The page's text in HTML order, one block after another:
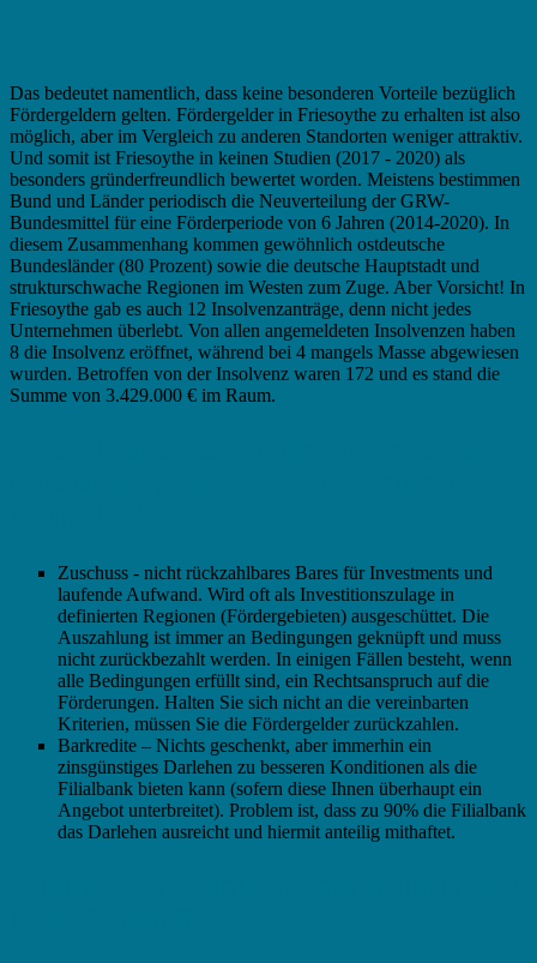
Das bedeutet namentlich, dass keine besonderen Vorteile bezüglich
Fördergeldern gelten. Fördergelder in Friesoythe zu erhalten ist also
möglich, aber im Vergleich zu anderen Standorten weniger attraktiv.
Und somit ist Friesoythe in keinen Studien (2017 - 2020) als
besonders gründerfreundlich bewertet worden. Meistens bestimmen
Bund und Länder periodisch die Neuverteilung der GRW-
Bundesmittel für eine Förderperiode von 6 Jahren (2014-2020). In
diesem Zusammenhang kommen gewöhnlich ostdeutsche
Bundesländer (80 Prozent) sowie die deutsche Hauptstadt und
strukturschwache Regionen im Westen zum Zuge. Aber Vorsicht! In
Friesoythe gab es auch 12 Insolvenzanträge, denn nicht jedes
Unternehmen überlebt. Von allen angemeldeten Insolvenzen haben
8 die Insolvenz eröffnet, während bei 4 mangels Masse abgewiesen
wurden. Betroffen von der Insolvenz waren 172 und es stand die
Summe von 3.429.000 € im Raum.
Zuschuss - nicht rückzahlbares Bares für Investments und
laufende Aufwand. Wird oft als Investitionszulage in
definierten Regionen (Fördergebieten) ausgeschüttet. Die
Auszahlung ist immer an Bedingungen geknüpft und muss
nicht zurückbezahlt werden. In einigen Fällen besteht, wenn
alle Bedingungen erfüllt sind, ein Rechtsanspruch auf die
Förderungen. Halten Sie sich nicht an die vereinbarten
Kriterien, müssen Sie die Fördergelder zurückzahlen.
Barkredite – Nichts geschenkt, aber immerhin ein
zinsgünstiges Darlehen zu besseren Konditionen als die
Filialbank bieten kann (sofern diese Ihnen überhaupt ein
Angebot unterbreitet). Problem ist, dass zu 90% die Filialbank
das Darlehen ausreicht und hiermit anteilig mithaftet.